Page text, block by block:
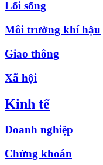
Lối sống
Môi trường khí hậu
Giao thông
Xã hội
Kinh tế
Doanh nghiệp
Chứng khoán